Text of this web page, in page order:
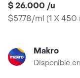
$ 26.000 /u
$57.78/ml (1 X 450
Makro
Disponible en